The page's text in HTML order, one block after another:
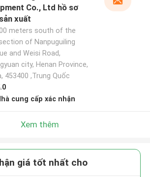
Co., Ltd hồ sơ
xuất
meters south of the
of Nanpuguiling
and Weisi Road,
city, Henan Province,
453400 ,Trung Quốc
cung cấp xác nhận
Xem thêm
giá tốt nhất cho